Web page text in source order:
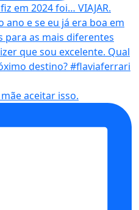
aceitar isso.